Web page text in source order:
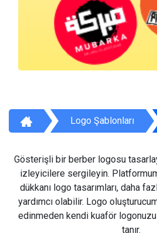
Logo Şablonları
Gösterişli bir berber logosu
izleyicilere sergileyin.
dükkanı logo tasarımları, daha
yardımcı olabilir. Logo
edinmeden kendi kuaför
tanır.